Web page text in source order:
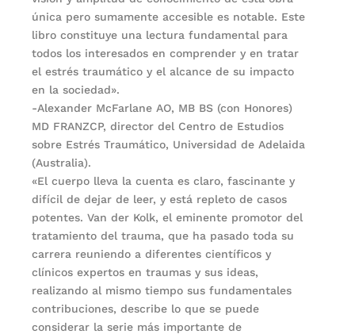
única pero sumamente accesible es notable. Este
libro constituye una lectura fundamental para
todos los interesados en comprender y en tratar
el estrés traumático y el alcance de su impacto
en la sociedad».
-Alexander McFarlane AO, MB BS (con Honores)
MD FRANZCP, director del Centro de Estudios
sobre Estrés Traumático, Universidad de Adelaida
(Australia).
«El cuerpo lleva la cuenta es claro, fascinante y
difícil de dejar de leer, y está repleto de casos
potentes. Van der Kolk, el eminente promotor del
tratamiento del trauma, que ha pasado toda su
carrera reuniendo a diferentes científicos y
clínicos expertos en traumas y sus ideas,
realizando al mismo tiempo sus fundamentales
contribuciones, describe lo que se puede
considerar la serie más importante de